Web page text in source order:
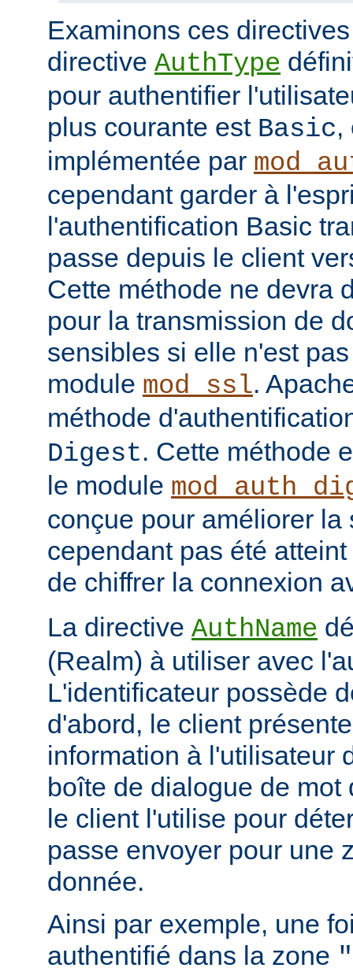
Examinons ces
directive AuthType
pour authentifier
plus courante est Basic,
implémentée par
cependant garder à
l'authentification Basic
passe depuis le client
Cette méthode ne devra
pour la transmission de
sensibles si elle n'est
module mod_ssl.
méthode
Digest. Cette méthode
le module
conçue pour améliorer la
cependant pas été
de chiffrer la connexion
La directive AuthName
(Realm) à utiliser avec
L'identificateur possède
d'abord, le client
information à l'utilisateur
boîte de dialogue de mot
le client l'utilise pour
passe envoyer pour une
donnée.
Ainsi par exemple, une
authentifié dans la zone